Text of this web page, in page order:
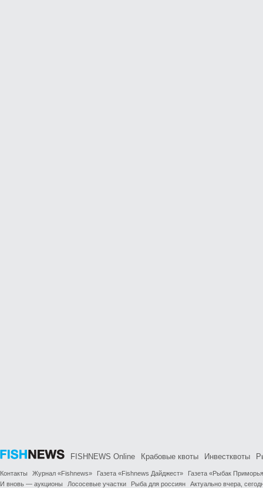
FISHNEWS Online Крабовые квоты Инвестквоты
Контакты Журнал «Fishnews» Газета «Fishnews Дайджест»
Газета «Рыбак
И вновь — аукционы
Лососевые участки Рыба для россиян Актуально вчера,